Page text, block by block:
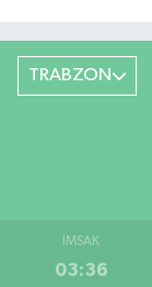
TRABZON
İMSAK
03:36